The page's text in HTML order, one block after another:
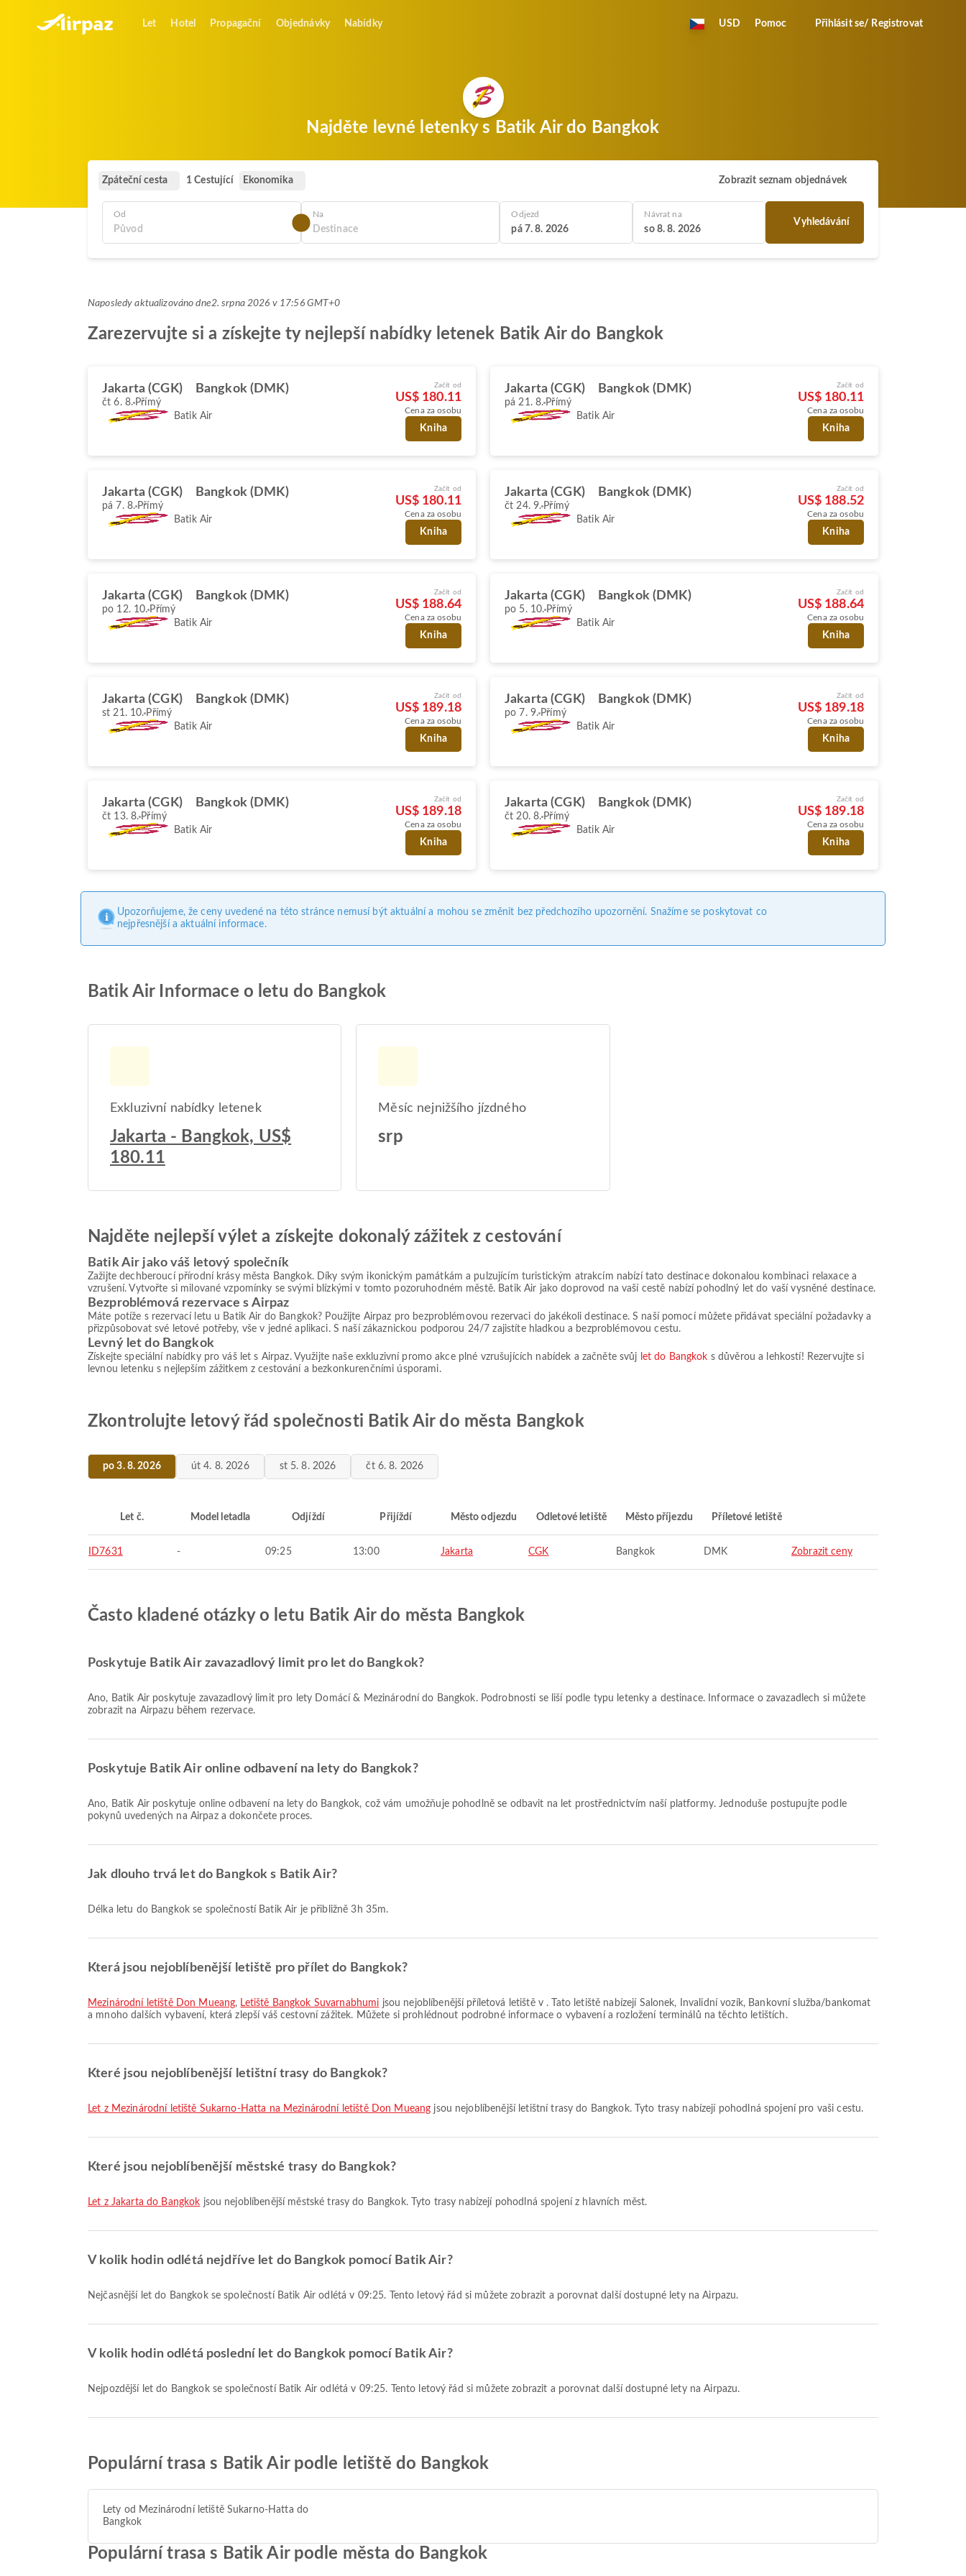
Let Hotel Propagační Objednávky Nabídky USD Pomoc Přihlásit se/ Registrovat
Najděte levné letenky s Batik Air do Bangkok
Zpáteční cesta 1 Cestující Ekonomika Zobrazit seznam objednávek
Od Na Odjezd
pá 7. 8. 2026
Návrat na
so 8. 8. 2026
Vyhledávání
Naposledy aktualizováno dne2. srpna 2026 v 17:56 GMT+0
Zarezervujte si a získejte ty nejlepší nabídky letenek Batik Air do Bangkok
Jakarta (CGK) Bangkok (DMK)
čt 6. 8. Přímý
Batik Air
Začít od
US$ 180.11
Cena za osobu
Kniha
Jakarta (CGK) Bangkok (DMK)
pá 21. 8. Přímý
Batik Air
Začít od
US$ 180.11
Cena za osobu
Kniha
Jakarta (CGK) Bangkok (DMK)
pá 7. 8. Přímý
Batik Air
Začít od
US$ 180.11
Cena za osobu
Kniha
Jakarta (CGK) Bangkok (DMK)
čt 24. 9. Přímý
Batik Air
Začít od
US$ 188.52
Cena za osobu
Kniha
Jakarta (CGK) Bangkok (DMK)
po 12. 10. Přímý
Batik Air
Začít od
US$ 188.64
Cena za osobu
Kniha
Jakarta (CGK) Bangkok (DMK)
po 5. 10. Přímý
Batik Air
Začít od
US$ 188.64
Cena za osobu
Kniha
Jakarta (CGK) Bangkok (DMK)
st 21. 10. Přímý
Batik Air
Začít od
US$ 189.18
Cena za osobu
Kniha
Jakarta (CGK) Bangkok (DMK)
po 7. 9. Přímý
Batik Air
Začít od
US$ 189.18
Cena za osobu
Kniha
Jakarta (CGK) Bangkok (DMK)
čt 13. 8. Přímý
Batik Air
Začít od
US$ 189.18
Cena za osobu
Kniha
Jakarta (CGK) Bangkok (DMK)
čt 20. 8. Přímý
Batik Air
Začít od
US$ 189.18
Cena za osobu
Kniha
Upozorňujeme, že ceny uvedené na této stránce nemusí být aktuální a mohou se změnit bez předchozího upozornění. Snažíme se poskytovat co
nejpřesnější a aktuální informace.
Batik Air Informace o letu do Bangkok
Exkluzivní nabídky letenek
Jakarta - Bangkok, US$
180.11
Měsíc nejnižšího jízdného
srp
Najděte nejlepší výlet a získejte dokonalý zážitek z cestování
Batik Air jako váš letový společník
Zažijte dechberoucí přírodní krásy města Bangkok. Díky svým ikonickým památkám a pulzujícím turistickým atrakcím nabízí tato destinace dokonalou kombinaci relaxace a
vzrušení. Vytvořte si milované vzpomínky se svými blízkými v tomto pozoruhodném městě. Batik Air jako doprovod na vaší cestě nabízí pohodlný let do vaší vysněné destinace.
Bezproblémová rezervace s Airpaz
Máte potíže s rezervací letu u Batik Air do Bangkok? Použijte Airpaz pro bezproblémovou rezervaci do jakékoli destinace. S naší pomocí můžete přidávat speciální požadavky a
přizpůsobovat své letové potřeby, vše v jedné aplikaci. S naší zákaznickou podporou 24/7 zajistíte hladkou a bezproblémovou cestu.
Levný let do Bangkok
Získejte speciální nabídky pro váš let s Airpaz. Využijte naše exkluzivní promo akce plné vzrušujících nabídek a začněte svůj let do Bangkok s důvěrou a lehkostí! Rezervujte si
levnou letenku s nejlepším zážitkem z cestování a bezkonkurenčními úsporami.
Zkontrolujte letový řád společnosti Batik Air do města Bangkok
po 3. 8. 2026 út 4. 8. 2026 st 5. 8. 2026 čt 6. 8. 2026
Let č. Model letadla Odjíždí Přijíždí Město odjezdu Odletové letiště Město příjezdu Příletové letiště
ID7631 - 09:25 13:00 Jakarta CGK Bangkok DMK Zobrazit ceny
Často kladené otázky o letu Batik Air do města Bangkok
Poskytuje Batik Air zavazadlový limit pro let do Bangkok?
Ano, Batik Air poskytuje zavazadlový limit pro lety Domácí & Mezinárodní do Bangkok. Podrobnosti se liší podle typu letenky a destinace. Informace o zavazadlech si můžete
zobrazit na Airpazu během rezervace.
Poskytuje Batik Air online odbavení na lety do Bangkok?
Ano, Batik Air poskytuje online odbavení na lety do Bangkok, což vám umožňuje pohodlně se odbavit na let prostřednictvím naší platformy. Jednoduše postupujte podle
pokynů uvedených na Airpaz a dokončete proces.
Jak dlouho trvá let do Bangkok s Batik Air?
Délka letu do Bangkok se společností Batik Air je přibližně 3h 35m.
Která jsou nejoblíbenější letiště pro přílet do Bangkok?
Mezinárodní letiště Don Mueang, Letiště Bangkok Suvarnabhumi jsou nejoblíbenější příletová letiště v . Tato letiště nabízejí Salonek, Invalidní vozík, Bankovní služba/bankomat
a mnoho dalších vybavení, která zlepší váš cestovní zážitek. Můžete si prohlédnout podrobné informace o vybavení a rozložení terminálů na těchto letištích.
Které jsou nejoblíbenější letištní trasy do Bangkok?
let z Mezinárodní letiště Sukarno-Hatta na Mezinárodní letiště Don Mueang jsou nejoblíbenější letištní trasy do Bangkok. Tyto trasy nabízejí pohodlná spojení pro vaši cestu.
Které jsou nejoblíbenější městské trasy do Bangkok?
let z Jakarta do Bangkok jsou nejoblíbenější městské trasy do Bangkok. Tyto trasy nabízejí pohodlná spojení z hlavních měst.
V kolik hodin odlétá nejdříve let do Bangkok pomocí Batik Air?
Nejčasnější let do Bangkok se společností Batik Air odlétá v 09:25. Tento letový řád si můžete zobrazit a porovnat další dostupné lety na Airpazu.
V kolik hodin odlétá poslední let do Bangkok pomocí Batik Air?
Nejpozdější let do Bangkok se společností Batik Air odlétá v 09:25. Tento letový řád si můžete zobrazit a porovnat další dostupné lety na Airpazu.
Populární trasa s Batik Air podle letiště do Bangkok
Lety od Mezinárodní letiště Sukarno-Hatta do
Bangkok
Populární trasa s Batik Air podle města do Bangkok